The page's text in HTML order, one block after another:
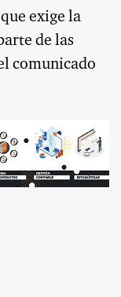
exige la
de las
comunicado